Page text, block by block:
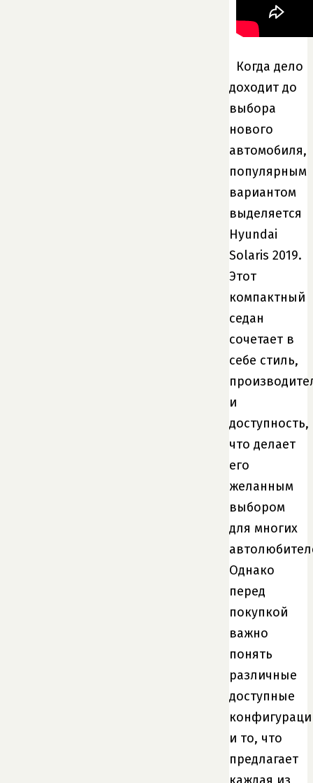
Когда дело
доходит до
выбора
нового
автомобиля,
популярным
вариантом
выделяется
Hyundai
Solaris 2019.
Этот
компактный
седан
сочетает в
себе стиль,
и
доступность,
что делает
его
желанным
выбором
для многих
Однако
перед
покупкой
важно
понять
различные
доступные
и то, что
предлагает
каждая из